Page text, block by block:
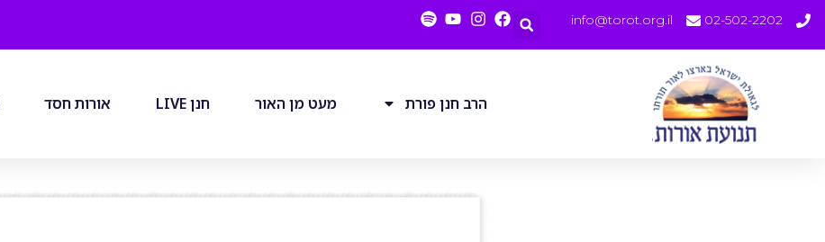
02-502-2202
info@torot.org.il
הרב חנן פורת מעט מן האור חנן LIVE אורות חסד